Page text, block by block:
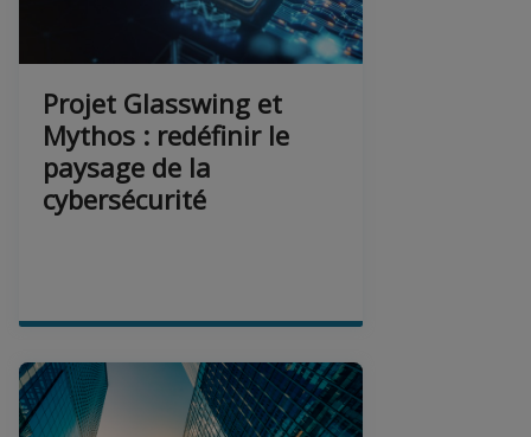
Projet Glasswing et
Mythos : redéfinir le
paysage de la
cybersécurité